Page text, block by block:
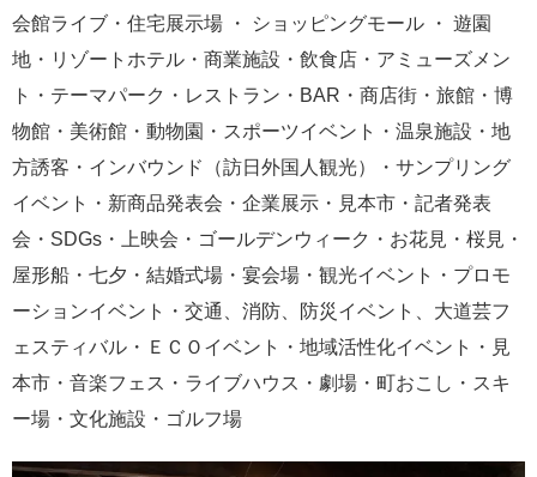
会館ライブ・住宅展示場 ・ ショッピングモール ・ 遊園
地・リゾートホテル・商業施設・飲食店・アミューズメン
ト・テーマパーク・レストラン・BAR・商店街・旅館・博
物館・美術館・動物園・スポーツイベント・温泉施設・地
方誘客・インバウンド（訪日外国人観光）・サンプリング
イベント・新商品発表会・企業展示・見本市・記者発表
会・SDGs・上映会・ゴールデンウィーク・お花見・桜見・
屋形船・七夕・結婚式場・宴会場・観光イベント・プロモ
ーションイベント・交通、消防、防災イベント、大道芸フ
ェスティバル・ＥＣＯイベント・地域活性化イベント・見
本市・音楽フェス・ライブハウス・劇場・町おこし・スキ
ー場・文化施設・ゴルフ場